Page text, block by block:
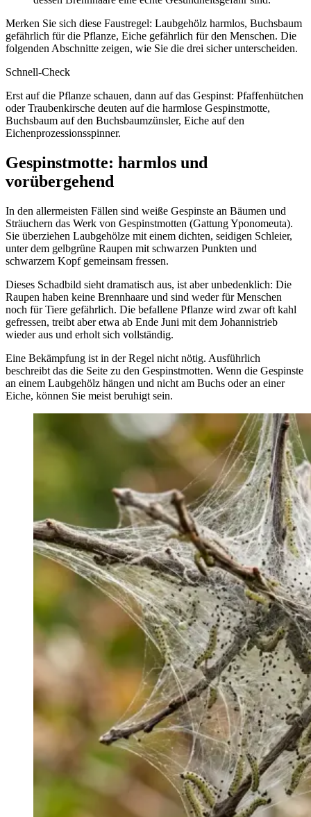
Merken Sie sich diese Faustregel: Laubgehölz harmlos, Buchsbaum
gefährlich für die Pflanze, Eiche gefährlich für den Menschen. Die
folgenden Abschnitte zeigen, wie Sie die drei sicher unterscheiden.
Schnell-Check
Erst auf die Pflanze schauen, dann auf das Gespinst: Pfaffenhütchen
oder Traubenkirsche deuten auf die harmlose Gespinstmotte,
Buchsbaum auf den Buchsbaumzünsler, Eiche auf den
Eichenprozessionsspinner.
Gespinstmotte: harmlos und
vorübergehend
In den allermeisten Fällen sind weiße Gespinste an Bäumen und
Sträuchern das Werk von Gespinstmotten (Gattung Yponomeuta).
Sie überziehen Laubgehölze mit einem dichten, seidigen Schleier,
unter dem gelbgrüne Raupen mit schwarzen Punkten und
schwarzem Kopf gemeinsam fressen.
Dieses Schadbild sieht dramatisch aus, ist aber unbedenklich: Die
Raupen haben keine Brennhaare und sind weder für Menschen
noch für Tiere gefährlich. Die befallene Pflanze wird zwar oft kahl
gefressen, treibt aber etwa ab Ende Juni mit dem Johannistrieb
wieder aus und erholt sich vollständig.
Eine Bekämpfung ist in der Regel nicht nötig. Ausführlich
beschreibt das die Seite zu den Gespinstmotten. Wenn die Gespinste
an einem Laubgehölz hängen und nicht am Buchs oder an einer
Eiche, können Sie meist beruhigt sein.